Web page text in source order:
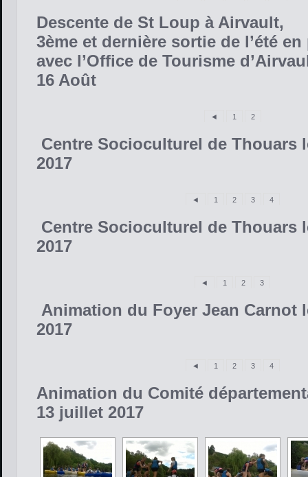
Descente de St Loup à Airvault,
3ème et dernière sortie de l’été
avec l’Office de Tourisme
16 Août
◄ 1 2
Centre Socioculturel de Thouars
2017
◄ 1 2 3 4
Centre Socioculturel de Thouars
2017
◄ 1 2 3
Animation du Foyer Jean Carnot
2017
◄ 1 2 3 4
Animation du Comité
13 juillet 2017